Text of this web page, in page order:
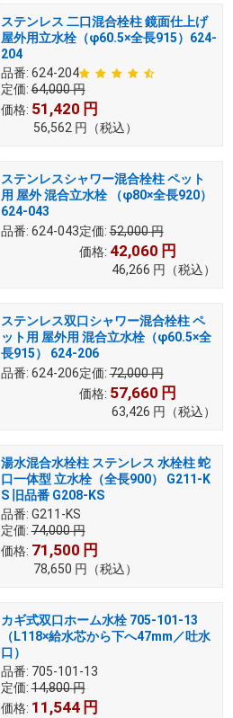
ステンレス 二口混合栓柱 鏡面仕上げ
屋外用立水栓（φ60.5×全長915）624-
204
品番: 624-204
定価: 64,000円
価格: 51,420 円
56,562 円 （税込）
ステンレスシャワー混合栓柱 ペット
用 屋外 混合立水栓 （φ80×全長920）
624-043
品番: 624-043定価: 52,000円
価格: 42,060 円
46,266 円 （税込）
ステンレス双口シャワー混合栓柱 ペ
ット用 屋外用 混合立水栓（φ60.5×全
長915） 624-206
品番: 624-206定価: 72,000円
価格: 57,660 円
63,426 円 （税込）
湯水混合水栓柱 ステンレス 水栓柱 蛇
口一体型 立水栓（全長900） G211-K
S 旧品番 G208-KS
品番: G211-KS
定価: 74,000円
価格: 71,500 円
78,650 円 （税込）
カギ式双口ホーム水栓 705-101-13
（L118×給水芯から下へ47mm／吐水
口）
品番: 705-101-13
定価: 14,800円
価格: 11,544 円